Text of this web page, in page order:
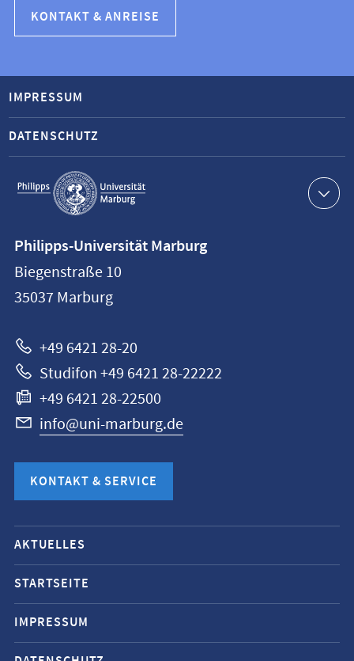
KONTAKT & ANREISE
Service-
Navigation
IMPRESSUM
DATENSCHUTZ
Philipps-
Universität
Marburg
Philipps-Universität Marburg
Biegenstraße 10
35037 Marburg
+49 6421 28-20
Studifon +49 6421 28-22222
+49 6421 28-22500
info@uni-marburg.de
KONTAKT & SERVICE
Mobile-
Service-
Navigation
und
Social
Media
AKTUELLES
STARTSEITE
IMPRESSUM